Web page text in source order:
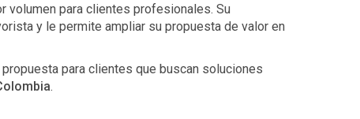
volumen para clientes profesionales. Su
y le permite ampliar su propuesta de valor en
para clientes que buscan soluciones
.